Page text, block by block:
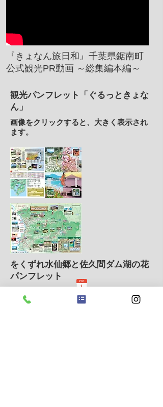
​『きょなん旅日和』千葉県鋸南町
公式観光PR動画 ～総集編本編～
観光パンフレット
「ぐるっときょな
ん」
画像をクリックすると、大きく表示され
ます。
をくずれ水仙郷と佐久間ダム湖の花
パンフレット